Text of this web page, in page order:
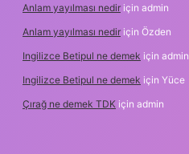
Anlam yayılması nedir için admin
Anlam yayılması nedir için Özden
Ingilizce Betipul ne demek için admin
Ingilizce Betipul ne demek için Yüce
Çırağ ne demek TDK için admin